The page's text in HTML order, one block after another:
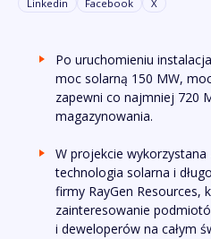
Linkedin Facebook X
Po uruchomieniu
moc solarną 150 MW,
zapewni co najmniej 720
magazynowania.
W projekcie wykorzystana
technologia solarna i
firmy RayGen Resources,
zainteresowanie
i deweloperów na całym